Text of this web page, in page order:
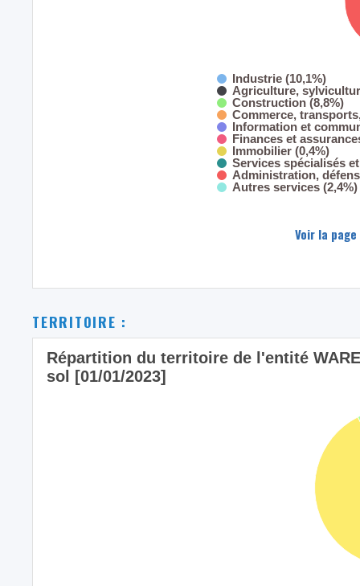
Industrie (10,1%)
Agriculture,
Construction (8,8%)
Commerce,
Information et
Finances et
Immobilier (0,4%)
Services spécialisés
Administration,
Autres services (2,4%)
Voir la
TERRITOIRE :
Répartition du territoire de l'entité
sol [01/01/2023]